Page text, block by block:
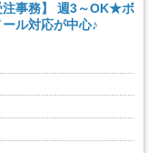
注事務】 週3～OK★ボ
ル対応が中心♪